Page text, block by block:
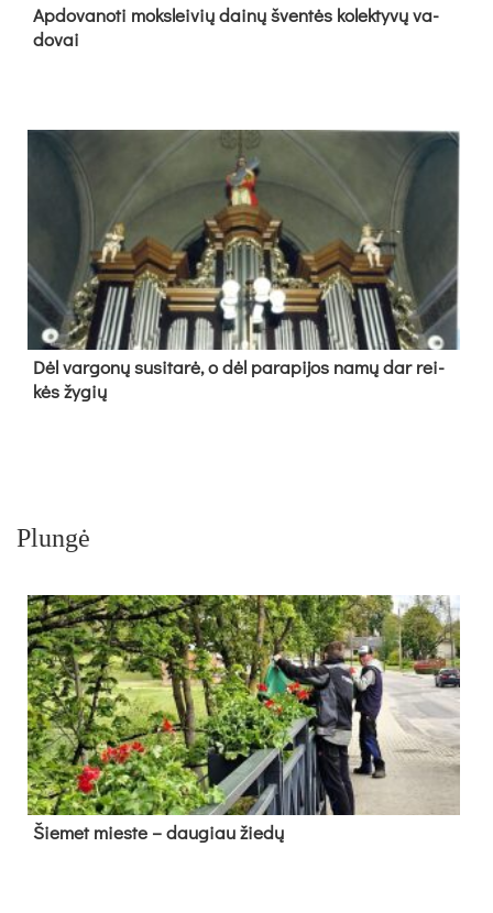
Ap­do­va­no­ti moks­lei­vių dai­nų šven­tės ko­lek­ty­vų va­
do­vai
Dėl var­go­nų su­si­ta­rė, o dėl pa­ra­pi­jos na­mų dar rei­
kės žy­gių
Plungė
Šie­met mies­te – dau­giau žie­dų